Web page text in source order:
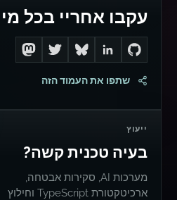
עקבו אחריי בכל
Go to Dan's GitHub
me on LinkedIn
on Bluesky
Twitter
שתפו את העמוד הזה
ייעוץ
בעיה טכנית קשה?
מערכות AI, סקירות אבטחה,
ארכיטקטורת TypeScript וחילוץ